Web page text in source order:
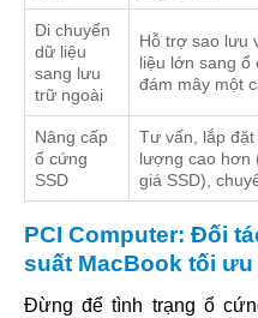
Di chuyển
dữ liệu
sang lưu
trữ ngoài
Hỗ trợ sao lưu
liệu lớn sang ổ
đám mây một
Nâng cấp
ổ cứng
SSD
Tư vấn, lắp đặt
lượng cao hơn
giá SSD),
PCI Computer: Đối
suất MacBook tối ưu
Đừng để tình trạng ổ